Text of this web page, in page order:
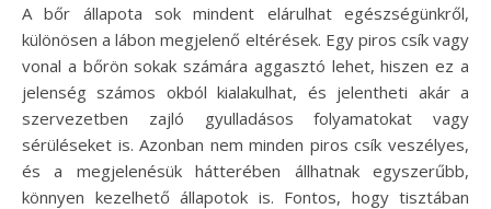
A bőr állapota sok mindent elárulhat egészségünkről,
különösen a lábon megjelenő eltérések. Egy piros csík vagy
vonal a bőrön sokak számára aggasztó lehet, hiszen ez a
jelenség számos okból kialakulhat, és jelentheti akár a
szervezetben zajló gyulladásos folyamatokat vagy
sérüléseket is. Azonban nem minden piros csík veszélyes,
és a megjelenésük hátterében állhatnak egyszerűbb,
könnyen kezelhető állapotok is. Fontos, hogy tisztában